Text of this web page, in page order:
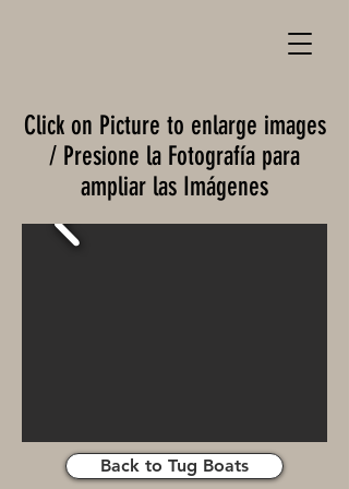
Click on Picture to enlarge images
/ Presione la Fotografía para
ampliar las Imágenes
Back to Tug Boats